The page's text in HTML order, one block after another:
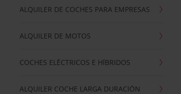
ALQUILER DE COCHES PARA EMPRESAS
ALQUILER DE MOTOS
COCHES ELÉCTRICOS E HÍBRIDOS
ALQUILER COCHE LARGA DURACIÓN